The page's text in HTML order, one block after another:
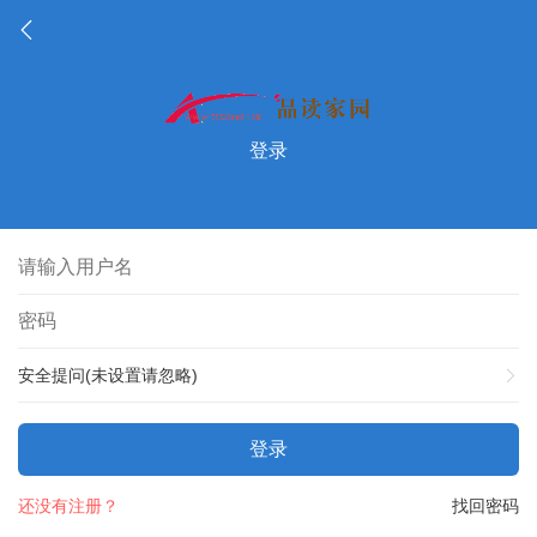
登录
安全提问(未设置请忽略)
登录
找回密码
还没有注册？